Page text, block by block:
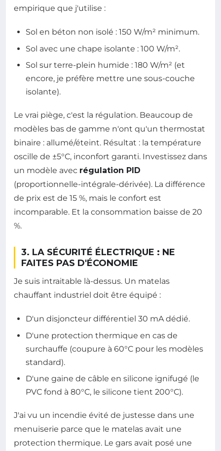
empirique que j'utilise :
Sol en béton non isolé : 150 W/m² minimum.
Sol avec une chape isolante : 100 W/m².
Sol sur terre-plein humide : 180 W/m² (et
encore, je préfère mettre une sous-couche
isolante).
Le vrai piège, c'est la régulation. Beaucoup de
modèles bas de gamme n'ont qu'un thermostat
binaire : allumé/éteint. Résultat : la température
oscille de ±5°C, inconfort garanti. Investissez dans
un modèle avec régulation PID
(proportionnelle-intégrale-dérivée). La différence
de prix est de 15 %, mais le confort est
incomparable. Et la consommation baisse de 20
%.
3. LA SÉCURITÉ ÉLECTRIQUE : NE
FAITES PAS D'ÉCONOMIE
Je suis intraitable là-dessus. Un matelas
chauffant industriel doit être équipé :
D'un disjoncteur différentiel 30 mA dédié.
D'une protection thermique en cas de
surchauffe (coupure à 60°C pour les modèles
standard).
D'une gaine de câble en silicone ignifugé (le
PVC fond à 80°C, le silicone tient 200°C).
J'ai vu un incendie évité de justesse dans une
menuiserie parce que le matelas avait une
protection thermique. Le gars avait posé une